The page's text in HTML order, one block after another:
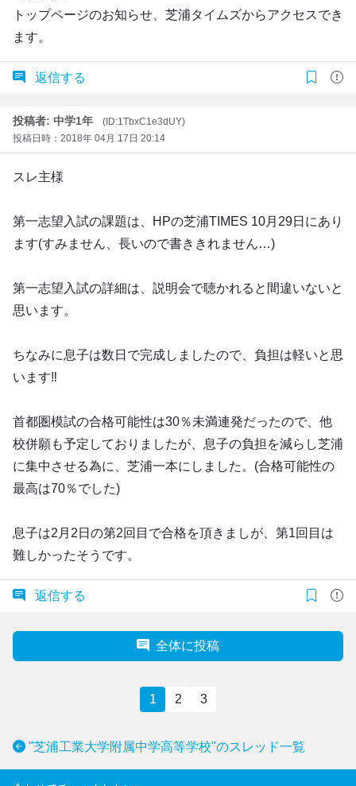
トップページのお知らせ、芝浦タイムズからアクセスでき
ます。
返信する
投稿者: 中学1年
(ID:1TbxC1e3dUY)
投稿日時：2018年 04月 17日 20:14
スレ主様
第一志望入試の課題は、HPの芝浦TIMES 10月29日にあり
ます(すみません、長いので書ききれません…)
第一志望入試の詳細は、説明会で聴かれると間違いないと
思います。
ちなみに息子は数日で完成しましたので、負担は軽いと思
います‼
首都圏模試の合格可能性は30％未満連発だったので、他
校併願も予定しておりましたが、息子の負担を減らし芝浦
に集中させる為に、芝浦一本にしました。(合格可能性の
最高は70％でした)
息子は2月2日の第2回目で合格を頂きましが、第1回目は
難しかったそうです。
返信する
全体に投稿
1 2 3
"芝浦工業大学附属中学高等学校"のスレッド一覧